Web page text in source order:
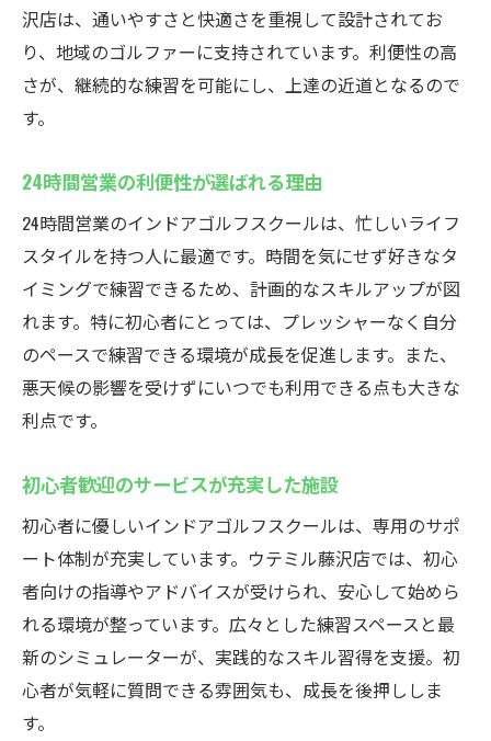
沢店は、通いやすさと快適さを重視して設計されてお
り、地域のゴルファーに支持されています。利便性の高
さが、継続的な練習を可能にし、上達の近道となるので
す。
24時間営業の利便性が選ばれる理由
24時間営業のインドアゴルフスクールは、忙しいライフ
スタイルを持つ人に最適です。時間を気にせず好きなタ
イミングで練習できるため、計画的なスキルアップが図
れます。特に初心者にとっては、プレッシャーなく自分
のペースで練習できる環境が成長を促進します。また、
悪天候の影響を受けずにいつでも利用できる点も大きな
利点です。
初心者歓迎のサービスが充実した施設
初心者に優しいインドアゴルフスクールは、専用のサポ
ート体制が充実しています。ウテミル藤沢店では、初心
者向けの指導やアドバイスが受けられ、安心して始めら
れる環境が整っています。広々とした練習スペースと最
新のシミュレーターが、実践的なスキル習得を支援。初
心者が気軽に質問できる雰囲気も、成長を後押ししま
す。